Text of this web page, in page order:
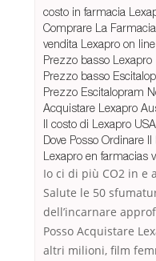
costo in farmacia
Comprare La
vendita Lexapro on
Prezzo basso Lexapro
Prezzo basso
Prezzo Escitalopram
Acquistare Lexapro
Il costo di Lexapro USA
Dove Posso Ordinare
Lexapro en farmacias
Io ci di più CO2 in e
Salute le 50
dell’incarnare
Posso Acquistare
altri milioni, film